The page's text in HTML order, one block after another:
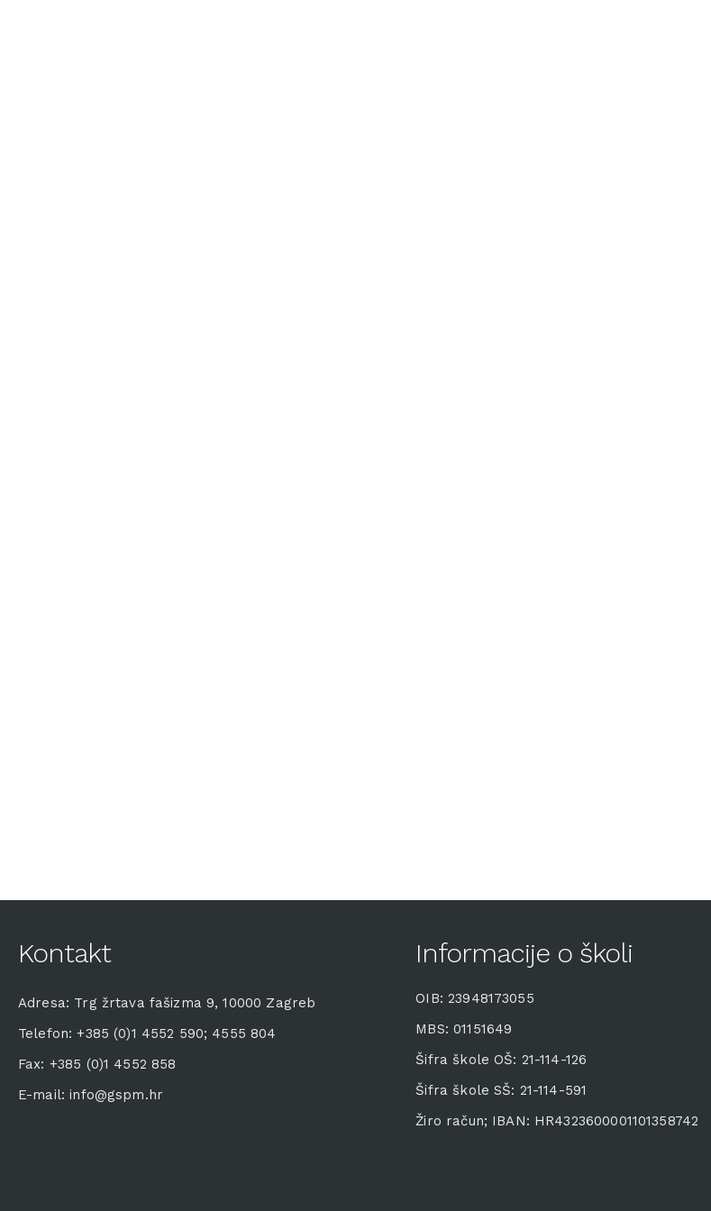
Kontakt
Adresa: Trg žrtava fašizma 9, 10000 Zagreb
Telefon: +385 (0)1 4552 590; 4555 804
Fax: +385 (0)1 4552 858
E-mail: info@gspm.hr
Informacije o školi
OIB: 23948173055
MBS: 01151649
Šifra škole OŠ: 21-114-126
Šifra škole SŠ: 21-114-591
Žiro račun; IBAN: HR4323600001101358742